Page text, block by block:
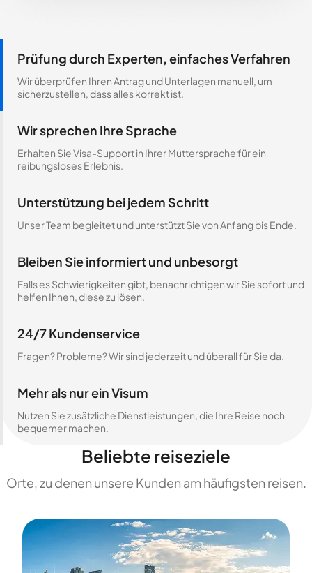
Prüfung durch Experten, einfaches Verfahren
Wir überprüfen Ihren Antrag und Unterlagen manuell, um
sicherzustellen, dass alles korrekt ist.
Wir sprechen Ihre Sprache
Erhalten Sie Visa-Support in Ihrer Muttersprache für ein
reibungsloses Erlebnis.
Unterstützung bei jedem Schritt
Unser Team begleitet und unterstützt Sie von Anfang bis Ende.
Bleiben Sie informiert und unbesorgt
Falls es Schwierigkeiten gibt, benachrichtigen wir Sie sofort und
helfen Ihnen, diese zu lösen.
24/7 Kundenservice
Fragen? Probleme? Wir sind jederzeit und überall für Sie da.
Mehr als nur ein Visum
Nutzen Sie zusätzliche Dienstleistungen, die Ihre Reise noch
bequemer machen.
Beliebte reiseziele
Orte, zu denen unsere Kunden am häufigsten reisen.